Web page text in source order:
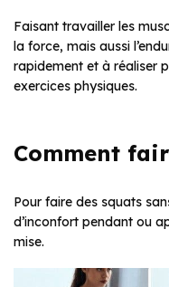
Faisant travailler les
la force, mais aussi
rapidement et à réaliser
exercices physiques.
Comment
Pour faire des squats
d’inconfort pendant ou
mise.